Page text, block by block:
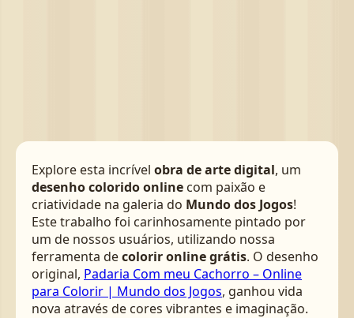
Explore esta incrível obra de arte digital, um
desenho colorido online com paixão e
criatividade na galeria do Mundo dos Jogos!
Este trabalho foi carinhosamente pintado por
um de nossos usuários, utilizando nossa
ferramenta decolorir online grátis. O desenho
original, Padaria Com meu Cachorro – Online
para Colorir | Mundo dos Jogos, ganhou vida
nova através de cores vibrantes e imaginação.